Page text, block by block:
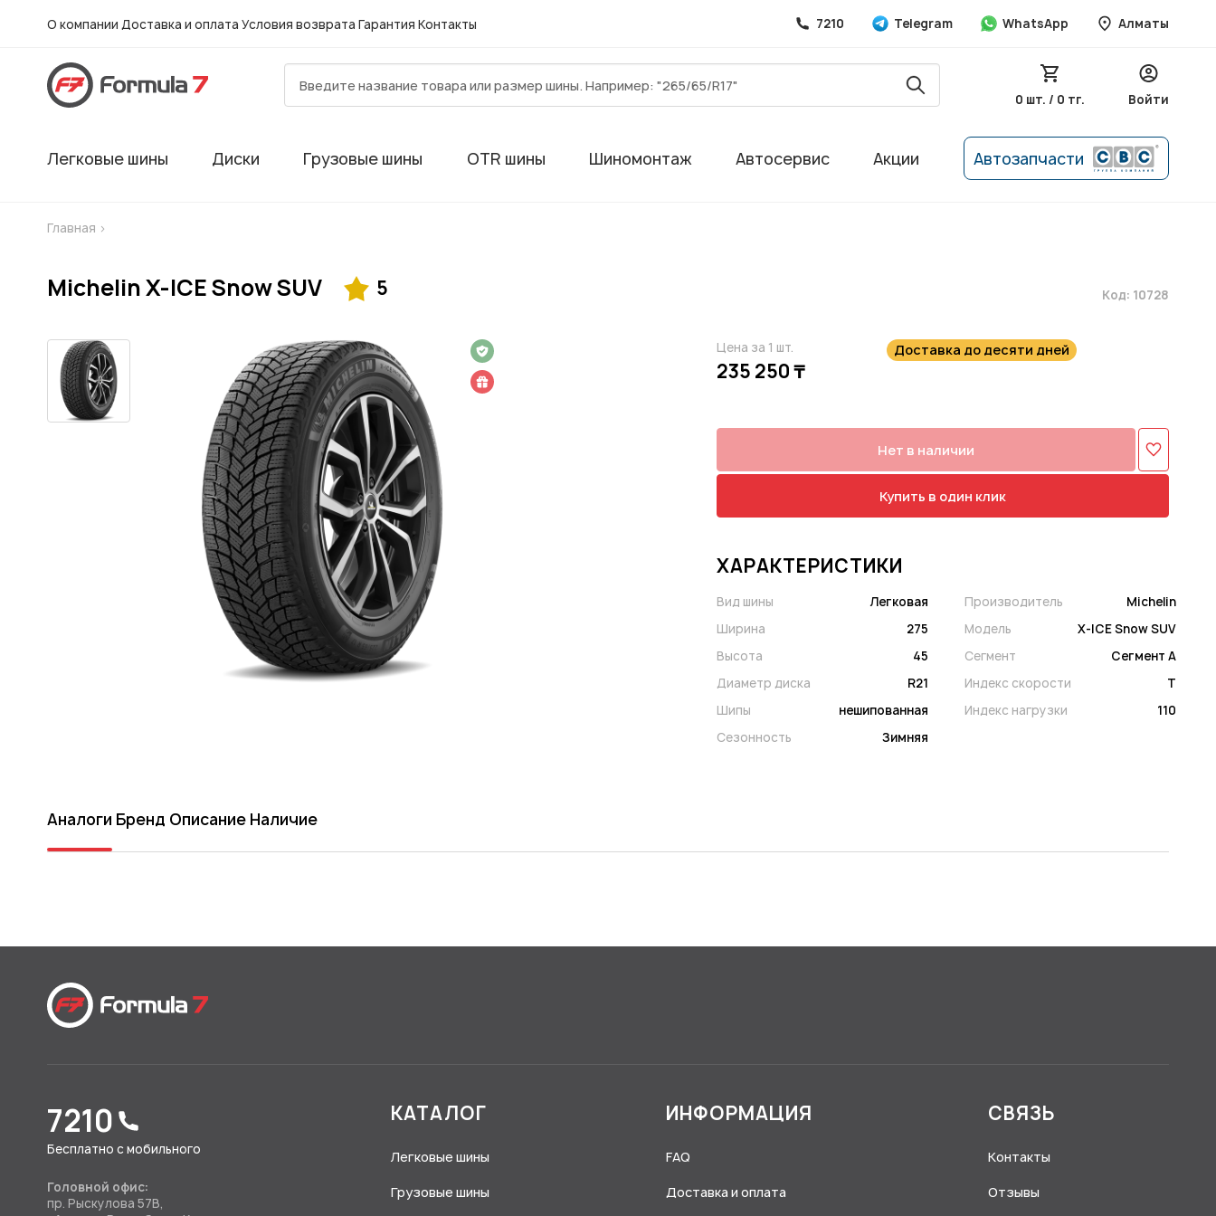
О компании Доставка и оплата Условия возврата Гарантия Контакты 7210 Telegram WhatsApp Алматы
0 шт. / 0 тг. Войти
Легковые шины Диски Грузовые шины OTR шины Шиномонтаж Автосервис Акции Автозапчасти
Главная >
Michelin X-ICE Snow SUV 5 Код: 10728
Гарантия на 1 год
Шиномонтаж в подарок
Цена за 1 шт.
235 250 ₸
Доставка до десяти дней
Нет в наличии
Купить в один клик
ХАРАКТЕРИСТИКИ
Вид шины
Легковая
Ширина
275
Высота
45
Диаметр диска
R21
Шипы
нешипованная
Сезонность
Зимняя
Производитель
Michelin
Модель
X-ICE Snow SUV
Сегмент
Сегмент A
Индекс скорости
T
Индекс нагрузки
110
Аналоги Бренд Описание Наличие
7210
Бесплатно с мобильного
Головной офис:
пр. Рыскулова 57В,
КАТАЛОГ
Легковые шины
Грузовые шины
ИНФОРМАЦИЯ
FAQ
Доставка и оплата
СВЯЗЬ
Контакты
Отзывы